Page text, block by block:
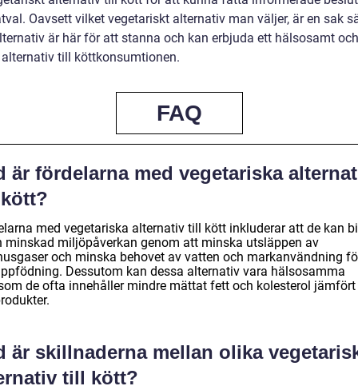
Oavsett vilket vegetariskt alternativ man väljer, är en sak
är här för att stanna och kan erbjuda ett hälsosamt och
till köttkonsumtionen.
FAQ
är fördelarna med vegetariska
med vegetariska alternativ till kött inkluderar att de kan
minskad miljöpåverkan genom att minska utsläppen av
och minska behovet av vatten och markanvändning
Dessutom kan dessa alternativ vara hälsosamma
de ofta innehåller mindre mättat fett och kolesterol jämfört
är skillnaderna mellan olika
till kött?